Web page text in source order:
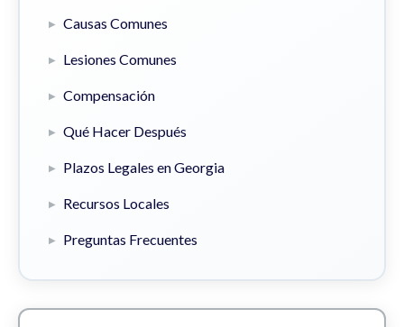
Causas Comunes
Lesiones Comunes
Compensación
Qué Hacer Después
Plazos Legales en Georgia
Recursos Locales
Preguntas Frecuentes